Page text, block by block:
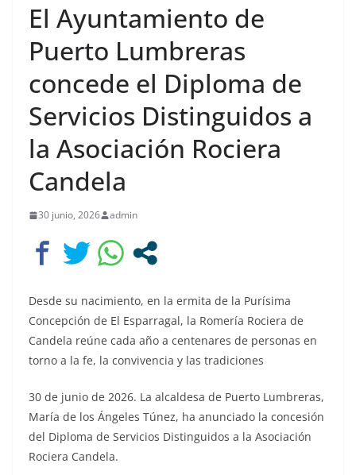
El Ayuntamiento de
Puerto Lumbreras
concede el Diploma de
Servicios Distinguidos a
la Asociación Rociera
Candela
30 junio, 2026 admin
Desde su nacimiento, en la ermita de la Purísima
Concepción de El Esparragal, la Romería Rociera de
Candela reúne cada año a centenares de personas en
torno a la fe, la convivencia y las tradiciones
30 de junio de 2026. La alcaldesa de Puerto Lumbreras,
María de los Ángeles Túnez, ha anunciado la concesión
del Diploma de Servicios Distinguidos a la Asociación
Rociera Candela.